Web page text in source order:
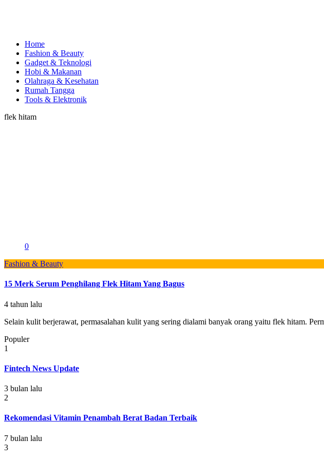
Home
Fashion & Beauty
Gadget & Teknologi
Hobi & Makanan
Olahraga & Kesehatan
Rumah Tangga
Tools & Elektronik
flek hitam
0
Fashion & Beauty
15 Merk Serum Penghilang Flek Hitam Yang Bagus
4 tahun lalu
Selain kulit berjerawat, permasalahan kulit yang sering dialami banyak orang yaitu flek hitam.
Populer
1
Fintech News Update
3 bulan lalu
2
Rekomendasi Vitamin Penambah Berat Badan Terbaik
7 bulan lalu
3